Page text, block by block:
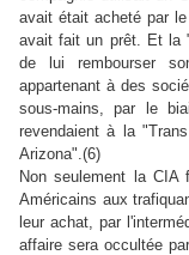
avait était acheté par
avait fait un prêt. Et la
de lui rembourser
appartenant à des
sous-mains, par le
revendaient à la
Arizona".(6)
Non seulement la CIA
Américains aux
leur achat, par
affaire sera occultée